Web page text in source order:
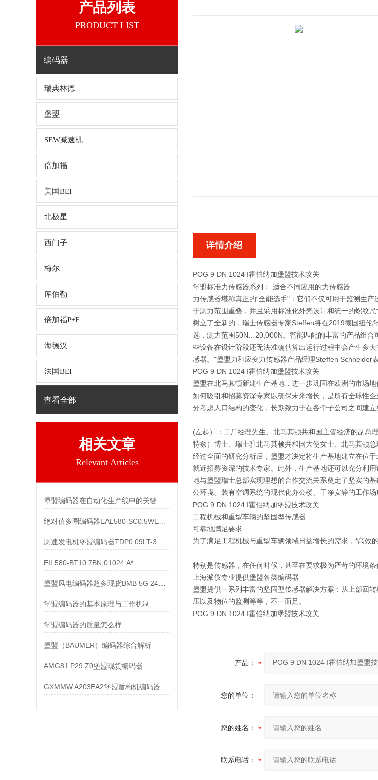
产品列表
PRODUCT LIST
编码器
瑞典林德
堡盟
SEW减速机
倍加福
美国BEI
北极星
西门子
梅尔
库伯勒
倍加福P+F
海德汉
法国BEI
查看全部
相关文章
Relevant Articles
堡盟编码器在自动化生产线中的关键作用
绝对值多圈编码器EAL580-SC0.5WEC.13160.A
测速发电机堡盟编码器TDP0,09LT-3
EIL580-BT10.7BN.01024.A*
堡盟风电编码器超多现货BMB 5G 24C4096/10600518
堡盟编码器的基本原理与工作机制
堡盟编码器的质量怎么样
堡盟（BAUMER）编码器综合解析
AMG81 P29 Z0堡盟现货编码器
详情介绍
POG 9 DN 1024 I霍伯纳加堡盟技术攻关
堡盟标准力传感器系列： 适合不同应用的力传感器
力传感器堪称真正的“全能选手"：它们不仅可用于监测生
于测力范围重叠，并且采用标准化外壳设计和统一的螺纹
树立了全新的，瑞士传感器专家Steffen将在2019德国纽
选，测力范围50N…20,000N。智能匹配的丰富的产品组合
些设备在设计阶段还无法准确估算出运行过程中会产生多
感器。"堡盟力和应变力传感器产品经理Steffen Schneider表
POG 9 DN 1024 I霍伯纳加堡盟技术攻关
堡盟在北马其顿新建生产基地，进一步巩固在欧洲的市场地
如何吸引和招募资深专家以确保未来增长，是所有全球性
分考虑人口结构的变化，长期致力于在各个子公司之间建
(左起）：工厂经理先生、北马其顿共和国主管经济的副总
特兹）博士、瑞士驻北马其顿共和国大使女士、北马其顿
经过全面的研究分析后，堡盟才决定将生产基地建立在位
就近招募资深的技术专家。此外，生产基地还可以充分利
地与堡盟瑞士总部实现理想的合作交流关系奠定了坚实的
公环境、装有空调系统的现代化办公楼、干净安静的工作场
POG 9 DN 1024 I霍伯纳加堡盟技术攻关
工程机械和重型车辆的坚固型传感器
可靠地满足要求
为了满足工程机械与重型车辆领域日益增长的需求，*高效
特别是传感器，在任何时候，甚至在要求极为严苛的环境
上海派仪专业提供堡盟各类编码器
堡盟提供一系列丰富的坚固型传感器解决方案：从上部回
压以及物位的监测等等，不一而足。
POG 9 DN 1024 I霍伯纳加堡盟技术攻关
产品：
您的单位：
您的姓名：
联系电话：